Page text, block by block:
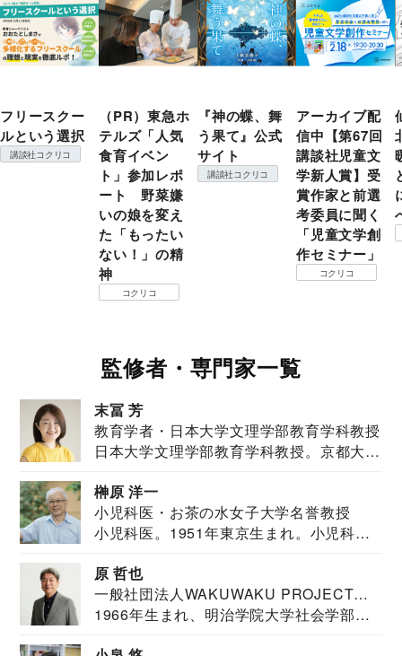
フリースクー
ルという選択
講談社コクリコ
（PR）東急ホ
テルズ「人気
食育イベン
ト」参加レポ
ート 野菜嫌
いの娘を変え
た「もったい
ない！」の精
神
コクリコ
『神の蝶、舞
う果て』公式
サイト
講談社コクリコ
アーカイブ配
信中【第67回
講談社児童文
学新人賞】受
賞作家と前選
考委員に聞く
「児童文学創
作セミナー」
コクリコ
監修者・専門家一覧
末冨 芳
教育学者・日本大学文理学部教育学科教授
日本大学文理学部教育学科教授。京都大学
榊原 洋一
小児科医・お茶の水女子大学名誉教授
小児科医。1951年東京生まれ。小児科
原 哲也
一般社団法人WAKUWAKU PROJECT
JAPAN代表・言語聴覚士・社会福祉士
1966年生まれ、明治学院大学社会学部福